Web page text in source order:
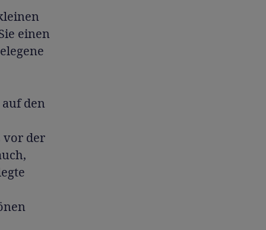
einen
den
vor der